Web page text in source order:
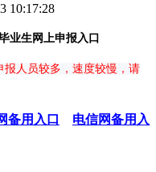
10:17:28
业生网上申报入口
人员较多，速度较慢，请
备用入口
电信网备用入